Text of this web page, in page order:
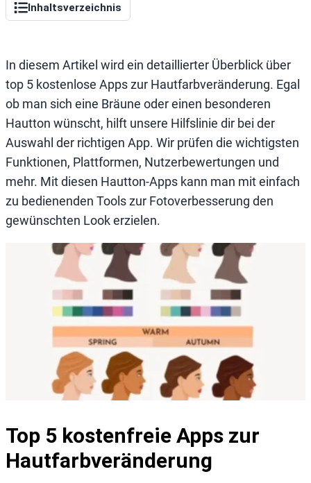
Inhaltsverzeichnis
In diesem Artikel wird ein detaillierter Überblick über
top 5 kostenlose Apps zur Hautfarbveränderung. Egal
ob man sich eine Bräune oder einen besonderen
Hautton wünscht, hilft unsere Hilfslinie dir bei der
Auswahl der richtigen App. Wir prüfen die wichtigsten
Funktionen, Plattformen, Nutzerbewertungen und
mehr. Mit diesen Hautton-Apps kann man mit einfach
zu bedienenden Tools zur Fotoverbesserung den
gewünschten Look erzielen.
Top 5 kostenfreie Apps zur
Hautfarbveränderung